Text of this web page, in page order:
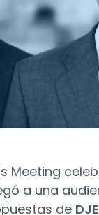
Meeting
a una
de